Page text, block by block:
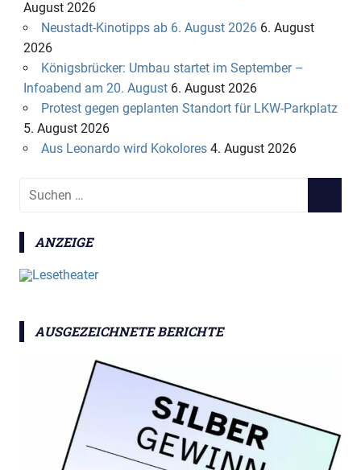
August 2026
Neustadt-Kinotipps ab 6. August 2026 6. August
2026
Königsbrücker: Umbau startet im September –
Infoabend am 20. August 6. August 2026
Protest gegen geplanten Standort für LKW-Parkplatz
5. August 2026
Aus Leonardo wird Kokolores 4. August 2026
e
ANZEIGE
AUSGEZEICHNETE BERICHTE